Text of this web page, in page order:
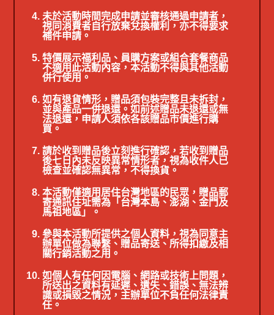
未於活動時間完成申請並審核通過申請者，
視同消費者自行放棄兌換權利，亦不得要求
補件申請。
特價展示福利品、員購方案或組合套餐商品
不適用此活動內容，本活動不得與其他活動
併行使用。
如有退貨情形，贈品須包裝完整且未拆封，
並與產品一併退還。如前述贈品未退還或無
法退還，申請人須依各該贈品市價進行購
買。
請於收到贈品後立刻進行確認，若收到贈品
後七日內未反映異常情形者，視為收件人已
檢查並確認無異常，不得換貨。
本活動僅適用居住台灣地區的民眾，贈品郵
寄通訊住址需為「台灣本島、澎湖、金門及
馬祖地區」。
參與本活動所提供之個人資料，視為同意主
辦單位做為聯繫、贈品寄送、所得扣繳及相
關行銷活動之用。
如個人有任何因電腦、網路或技術上問題，
所送出之資料有延遲、遺失、錯誤、無法辨
識或損毀之情況，主辦單位不負任何法律責
任。